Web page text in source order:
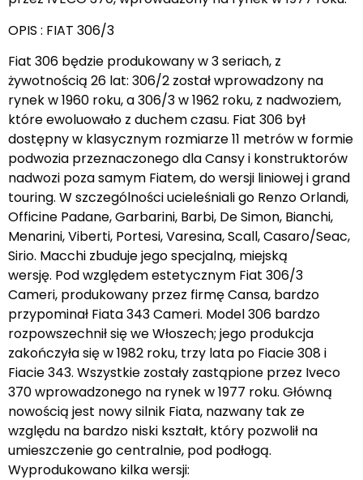
OPIS : FIAT 306/3
Fiat 306 będzie produkowany w 3 seriach, z
żywotnością 26 lat: 306/2 został wprowadzony na
rynek w 1960 roku, a 306/3 w 1962 roku, z nadwoziem,
które ewoluowało z duchem czasu. Fiat 306 był
dostępny w klasycznym rozmiarze 11 metrów w formie
podwozia przeznaczonego dla Cansy i konstruktorów
nadwozi poza samym Fiatem, do wersji liniowej i grand
touring. W szczególności ucieleśniali go Renzo Orlandi,
Officine Padane, Garbarini, Barbi, De Simon, Bianchi,
Menarini, Viberti, Portesi, Varesina, Scall, Casaro/Seac,
Sirio. Macchi zbuduje jego specjalną, miejską
wersję. Pod względem estetycznym Fiat 306/3
Cameri, produkowany przez firmę Cansa, bardzo
przypominał Fiata 343 Cameri. Model 306 bardzo
rozpowszechnił się we Włoszech; jego produkcja
zakończyła się w 1982 roku, trzy lata po Fiacie 308 i
Fiacie 343. Wszystkie zostały zastąpione przez Iveco
370 wprowadzonego na rynek w 1977 roku. Główną
nowością jest nowy silnik Fiata, nazwany tak ze
względu na bardzo niski kształt, który pozwolił na
umieszczenie go centralnie, pod podłogą.
Wyprodukowano kilka wersji: